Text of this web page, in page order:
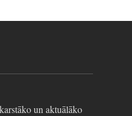
un aktuālāko